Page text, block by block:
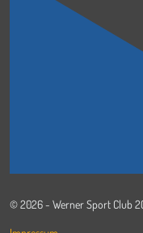
© 2026 - Werner Sport Club